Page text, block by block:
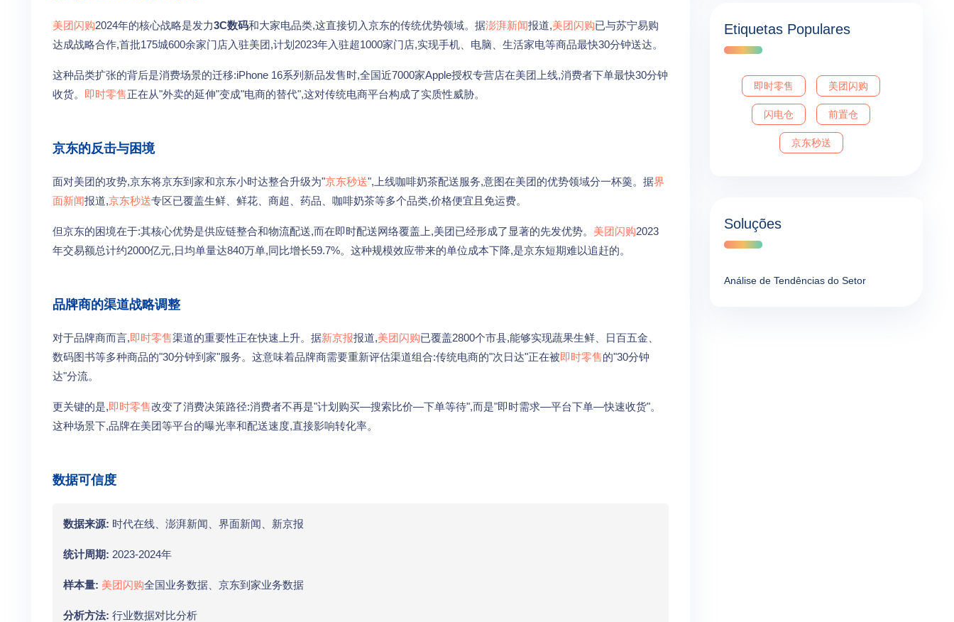
美团闪购2024年的核心战略是发力3C数码和大家电品类,这直接切入京东的传统优势领域。据澎湃新闻报道,美团闪购已与苏宁易购
达成战略合作,首批175城600余家门店入驻美团,计划2023年入驻超1000家门店,实现手机、电脑、生活家电等商品最快30分钟送达。
这种品类扩张的背后是消费场景的迁移:iPhone 16系列新品发售时,全国近7000家Apple授权专营店在美团上线,消费者下单最快30分钟
收货。 即时零售正在从"外卖的延伸"变成"电商的替代",这对传统电商平台构成了实质性威胁。
京东的反击与困境
面对美团的攻势,京东将京东到家和京东小时达整合升级为"京东秒送",上线咖啡奶茶配送服务,意图在美团的优势领域分一杯羹。据界
面新闻报道,京东秒送专区已覆盖生鲜、鲜花、商超、药品、咖啡奶茶等多个品类,价格便宜且免运费。
但京东的困境在于:其核心优势是供应链整合和物流配送,而在即时配送网络覆盖上,美团已经形成了显著的先发优势。 美团闪购2023
年交易额总计约2000亿元,日均单量达840万单,同比增长59.7%。这种规模效应带来的单位成本下降,是京东短期难以追赶的。
品牌商的渠道战略调整
对于品牌商而言,即时零售渠道的重要性正在快速上升。据新京报报道,美团闪购已覆盖2800个市县,能够实现蔬果生鲜、日百五金、
数码图书等多种商品的"30分钟到家"服务。这意味着品牌商需要重新评估渠道组合:传统电商的"次日达"正在被即时零售的"30分钟
达"分流。
更关键的是,即时零售改变了消费决策路径:消费者不再是"计划购买—搜索比价—下单等待",而是"即时需求—平台下单—快速收货"。
这种场景下,品牌在美团等平台的曝光率和配送速度,直接影响转化率。
数据可信度
数据来源: 时代在线、澎湃新闻、界面新闻、新京报
统计周期: 2023-2024年
样本量: 美团闪购全国业务数据、京东到家业务数据
分析方法: 行业数据对比分析
Etiquetas Populares
即时零售 美团闪购
闪电仓 前置仓
京东秒送
Soluções
Análise de Tendências do Setor